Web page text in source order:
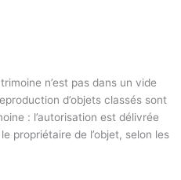
n’est pas dans un vide
d’objets classés sont
: l’autorisation est délivrée
propriétaire de l’objet, selon les